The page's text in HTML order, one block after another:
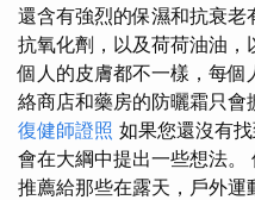
還含有強烈的保濕和抗衰老
抗氧化劑，以及荷荷油油，
個人的皮膚都不一樣，每
絡商店和藥房的防曬霜只會
復健師證照 如果您還沒有
會在大綱中提出一些想法。
推薦給那些在露天，戶外運